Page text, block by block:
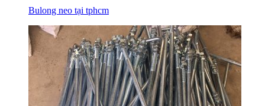
Bulong neo tại tphcm